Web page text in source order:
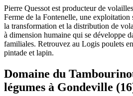
Pierre Quessot est producteur de
Ferme de la Fontenelle, une exploitation
la transformation et la distribution de
à dimension humaine qui se développe
familiales. Retrouvez au Logis poulets
pintade et lapin.
Domaine du
légumes à Gondeville